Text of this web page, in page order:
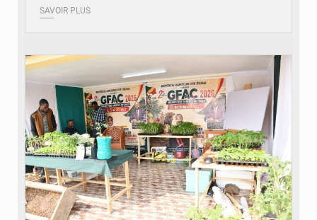
SAVOIR PLUS